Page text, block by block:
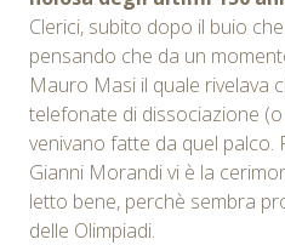
Clerici, subito dopo il buio
pensando che da un
Mauro Masi il quale rivelava
telefonate di dissociazione
venivano fatte da quel palco.
Gianni Morandi vi è la
letto bene, perchè sembra
delle Olimpiadi.